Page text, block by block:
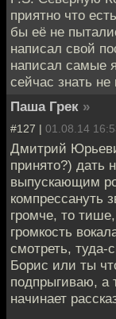
приятно что
бы её не
написал свой
написал самые
сейчас знать не
Паша Грек »
#127 | 01.08.14
Дмитрий
принято?) дать
выпускающим
компрессануть
громче, то
громкость
смотреть, туда-
Борис или ты
подпрыгиваю, а
начинает